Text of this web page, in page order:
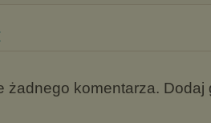
żadnego komentarza. Dodaj